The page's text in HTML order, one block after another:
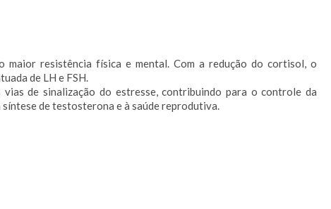
maior resistência física e mental. Com a redução do cortisol, o
de LH e FSH.
de sinalização do estresse, contribuindo para o controle da
de testosterona e à saúde reprodutiva.